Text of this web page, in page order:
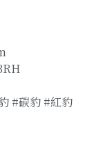
#碳豹 #紅豹